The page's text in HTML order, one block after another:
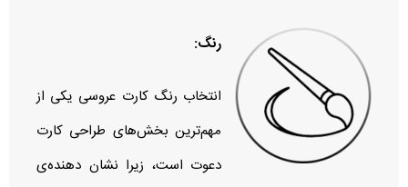
رنگ:
انتخاب رنگ کارت عروسی یکی از
مهم‌ترین بخش‌های طراحی کارت
دعوت است، زیرا نشان‌ دهنده‌ی